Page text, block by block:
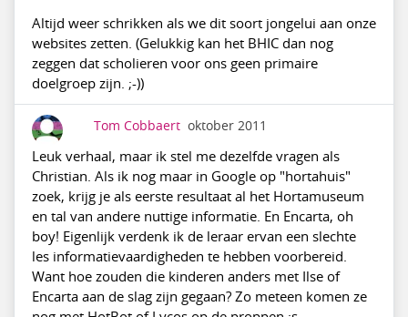
Altijd weer schrikken als we dit soort jongelui aan onze
websites zetten. (Gelukkig kan het BHIC dan nog
zeggen dat scholieren voor ons geen primaire
doelgroep zijn. ;-))
Tom Cobbaert oktober 2011
Leuk verhaal, maar ik stel me dezelfde vragen als
Christian. Als ik nog maar in Google op "hortahuis"
zoek, krijg je als eerste resultaat al het Hortamuseum
en tal van andere nuttige informatie. En Encarta, oh
boy! Eigenlijk verdenk ik de leraar ervan een slechte
les informatievaardigheden te hebben voorbereid.
Want hoe zouden die kinderen anders met Ilse of
Encarta aan de slag zijn gegaan? Zo meteen komen ze